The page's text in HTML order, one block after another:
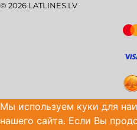
© 2026 LATLINES.LV
Мы используем куки для
нашего сайта. Если Вы